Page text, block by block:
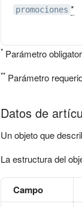
promociones *
* Parámetro
** Parámetro
Datos de
Un objeto que
La estructura del
Campo